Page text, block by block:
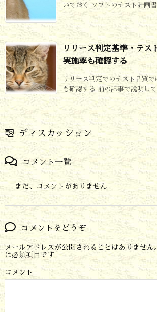
いておく ソフトのテスト計画
リリース判定基準・テス
実施率も確認する
リリース判定でのテスト品質
も確認する 前の記事で説明し
ディスカッション
コメント一覧
まだ、コメントがありません
コメントをどうぞ
メールアドレスが公開されることはありません。
は必須項目です
コメント